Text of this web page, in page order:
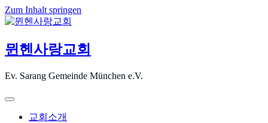
Zum Inhalt springen
뮌헨사랑교회
Ev. Sarang Gemeinde München e.V.
교회소개